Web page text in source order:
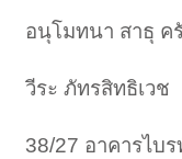
อนุโมทนา สาธุ ค
วีระ ภัทรสิทธิเวช
38/27 อาคารไบ